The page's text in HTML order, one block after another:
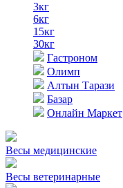
3кг
6кг
15кг
30кг
Гастроном
Олимп
Алтын Тарази
Базар
Онлайн Маркет
Весы медицинские
Весы ветеринарные